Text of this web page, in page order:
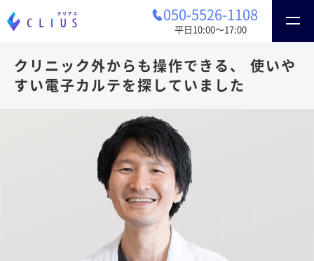
050-5526-1108
平日10:00〜17:00
クリニック外からも操作できる、 使いや
すい電子カルテを探していました